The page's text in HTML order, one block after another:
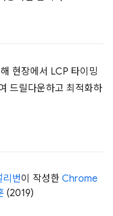
현장에서 LCP 타이밍
드릴다운하고 최적화하
리번이 작성한 Chrome
(2019)